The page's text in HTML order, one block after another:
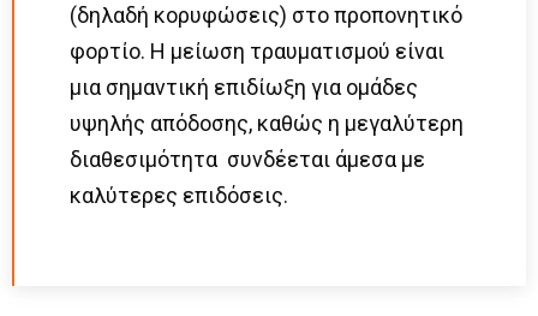
(δηλαδή κορυφώσεις) στο προπονητικό
φορτίο. Η μείωση τραυματισμού είναι
μια σημαντική επιδίωξη για ομάδες
υψηλής απόδοσης, καθώς η μεγαλύτερη
διαθεσιμότητα συνδέεται άμεσα με
καλύτερες επιδόσεις.